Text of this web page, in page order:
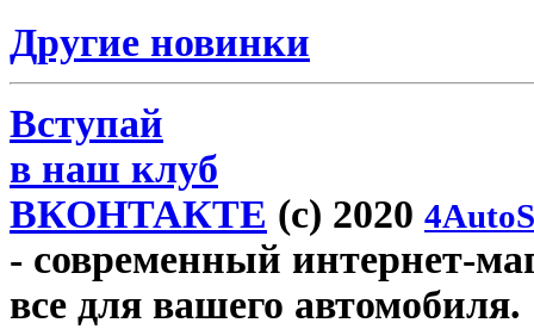
Другие новинки
Вступай
в наш клуб
ВКОНТАКТЕ (c) 2020
- современный интернет-
все для вашего автомобиля.